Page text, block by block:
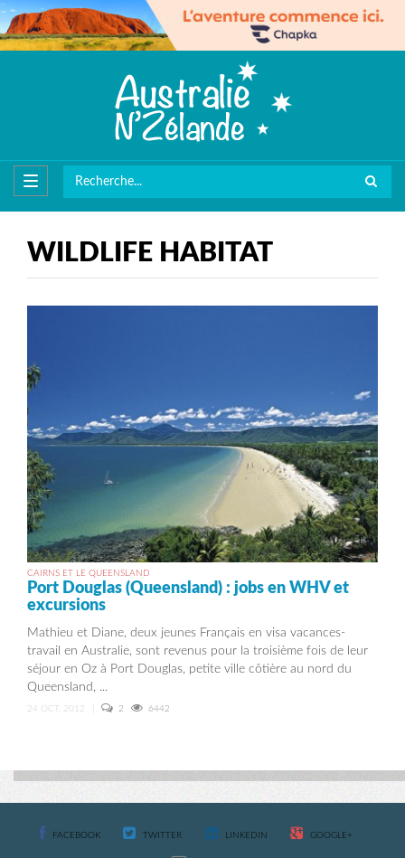
WILDLIFE HABITAT
CAIRNS ET LE QUEENSLAND
Port Douglas (Queensland) : jobs en WHV et
excursions
Mathieu et Diane, deux jeunes Français en visa vacances-
travail en Australie, sont revenus pour la troisième fois de leur
séjour en Oz à Port Douglas, petite ville côtière au nord du
Queensland, ...
24 OCT, 2012 2 6442
FACEBOOK TWITTER LINKEDIN GOOGLE+